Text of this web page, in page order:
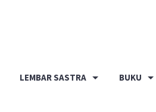
LEMBAR SASTRA BUKU